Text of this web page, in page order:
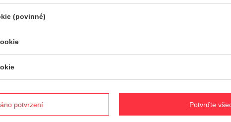
CEDRUS RB04 PRO-
E drtič větví RB 04
SEKAČKA 86cm -
LONCIN
(povinné)
potvrzení Potvrďte